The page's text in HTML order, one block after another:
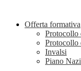
Offerta formativa
Protocollo
Protocollo
Invalsi
Piano